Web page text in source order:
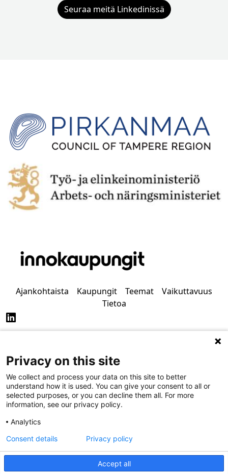
Seuraa meitä Linkedinissä
Ajankohtaista Kaupungit Teemat
Vaikuttavuus
Tietoa
Tietosuoja Saavutettavuus
Privacy on this site
We collect and process your data on this site to better
understand how it is used. You can give your consent to all or
selected purposes, or you can decline them all. For more
information, see our privacy policy.
Analytics
Accept all
Consent details Privacy policy